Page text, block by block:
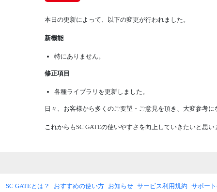
本日の更新によって、以下の変更が行われました。
新機能
特にありません。
修正項目
各種ライブラリを更新しました。
日々、お客様から多くのご要望・ご意見を頂き、大変参考
これからもSC GATEの使いやすさを向上していきたいと思
SC GATEとは？ おすすめの使い方 お知らせ サービス利用規約 サポー